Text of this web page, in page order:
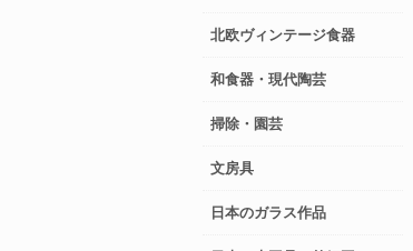
北欧ヴィンテージ食器
和食器・現代陶芸
掃除・園芸
文房具
日本のガラス作品